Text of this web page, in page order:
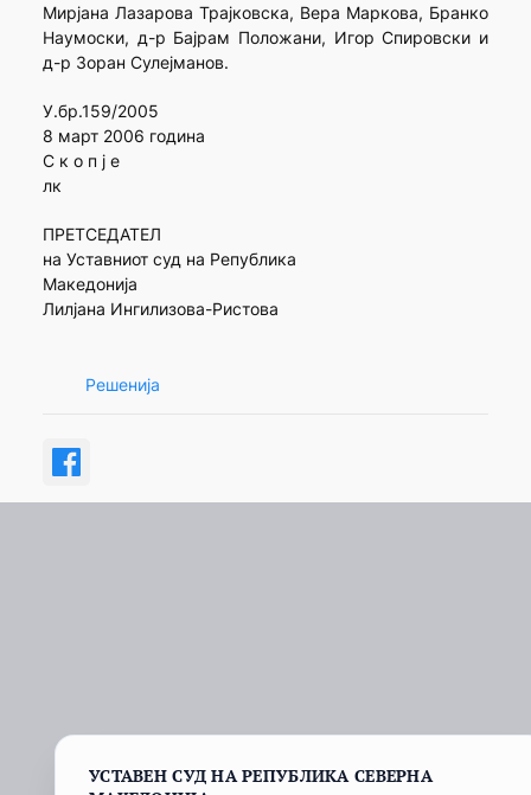
Мирјана Лазарова Трајковска, Вера Маркова, Бранко
Наумоски, д-р Бајрам Положани, Игор Спировски и
д-р Зоран Сулејманов.
У.бр.159/2005
8 март 2006 година
С к о п ј е
лк
ПРЕТСЕДАТЕЛ
на Уставниот суд на Република
Македонија
Лилјана Ингилизова-Ристова
Решенија
УСТАВЕН СУД НА РЕПУБЛИКА СЕВЕРНА